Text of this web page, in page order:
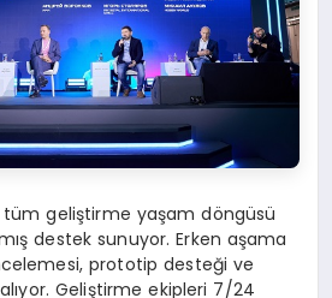
tüm geliştirme yaşam döngüsü
destek sunuyor. Erken aşama
prototip desteği ve
alıyor. Geliştirme ekipleri 7/24